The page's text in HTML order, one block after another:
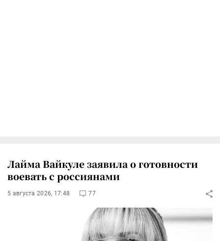
Лайма Вайкуле заявила о готовности
воевать с россиянами
5 августа 2026, 17:48 77